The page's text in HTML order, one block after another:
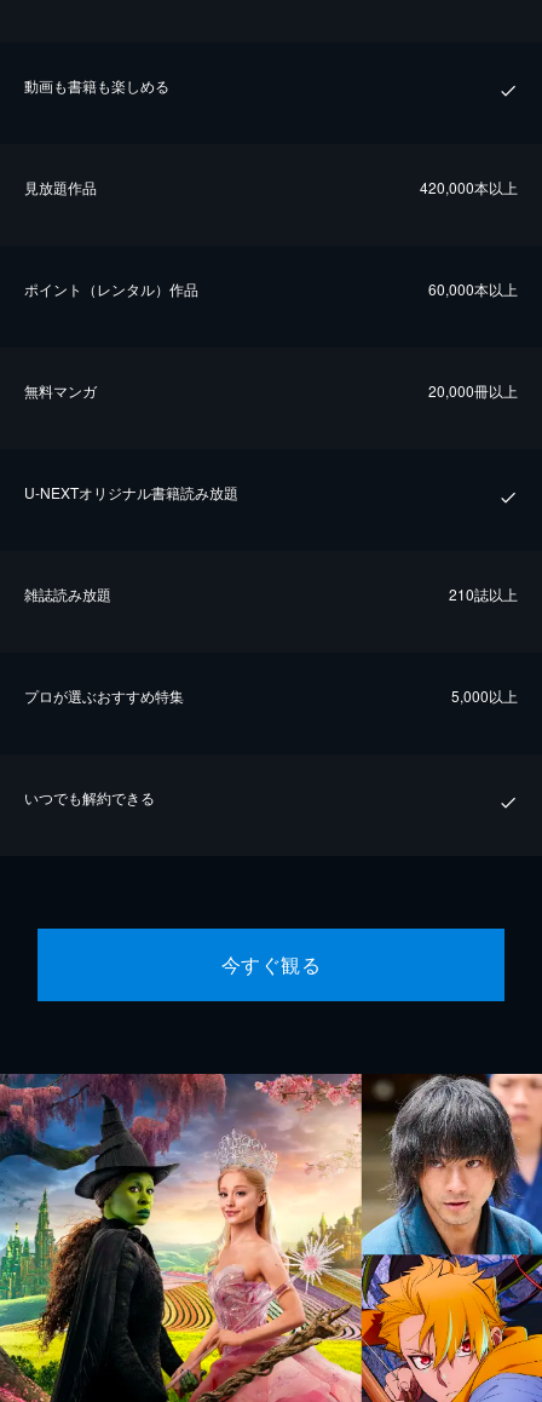
動画も書籍も楽しめる
⾒放題作品 420,000本以上
ポイント（レンタル）作品 60,000本以上
無料マンガ 20,000冊以上
U-NEXTオリジナル書籍読み放題
雑誌読み放題 210誌以上
プロが選ぶおすすめ特集 5,000以上
いつでも解約できる
今すぐ観る